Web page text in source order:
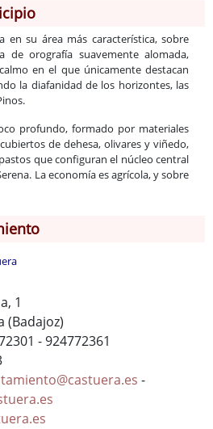
en su área más característica, sobre
de orografía suavemente alomada,
en el que únicamente destacan
la diafanidad de los horizontes, las
profundo, formado por materiales
de dehesa, olivares y viñedo,
que configuran el núcleo central
La economía es agrícola, y sobre
1
(Badajoz)
- 924772361
-